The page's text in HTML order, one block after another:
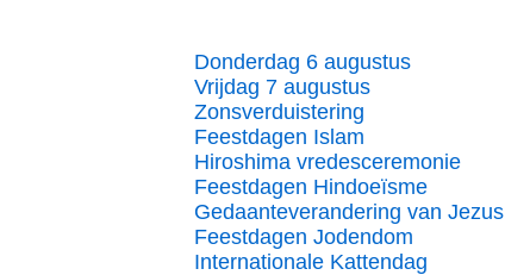
Donderdag 6 augustus
Vrijdag 7 augustus
Zonsverduistering
Feestdagen Islam
Hiroshima vredesceremonie
Feestdagen Hindoeïsme
Gedaanteverandering van Jezus
Feestdagen Jodendom
Internationale Kattendag